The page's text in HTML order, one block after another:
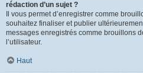
rédaction d’un sujet ?
Il vous permet d’enregistrer comme
souhaitez finaliser et publier
messages enregistrés comme brouillons
l’utilisateur.
Haut